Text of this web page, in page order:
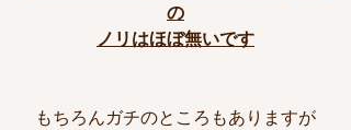
の
ノリはほぼ無いです
もちろんガチのところもありますが